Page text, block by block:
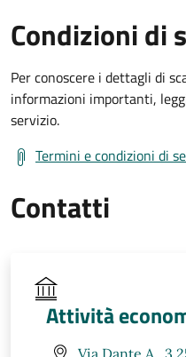
Condizioni di
Per conoscere i dettagli di
informazioni importanti,
servizio.
Termini e condizioni di
Contatti
Attività